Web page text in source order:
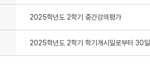
2025학년도 2학기 중간강의평가
2025학년도 2학기 학기개시일로부터 30